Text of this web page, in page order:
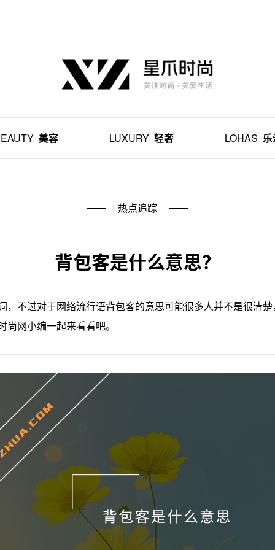
美容 LUXURY 轻奢 LOHAS 乐
热点追踪
背包客是什么意思？
，不过对于网络流行语背包客的意思可能很多人并不是很清
网小编一起来看看吧。